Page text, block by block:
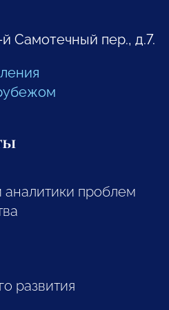
Самотечный пер., д.7.
аналитики проблем
развития